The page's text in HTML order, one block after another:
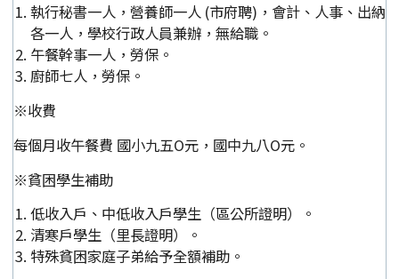
執行秘書一人，營養師一人 (市府聘)，會計、人事、出納
各一人，學校行政人員兼辦，無給職。
午餐幹事一人，勞保。
廚師七人，勞保。
※收費
每個月收午餐費 國小九五O元，國中九八O元。
※貧困學生補助
低收入戶、中低收入戶學生（區公所證明）。
清寒戶學生（里長證明）。
特殊貧困家庭子弟給予全額補助。